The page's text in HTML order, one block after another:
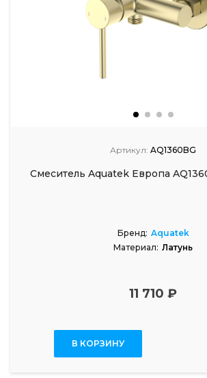
Артикул: AQ1360BG
Смеситель Aquatek Европа
Бренд: Aquatek
Материал: Латунь
11 710 ₽
В КОРЗИНУ